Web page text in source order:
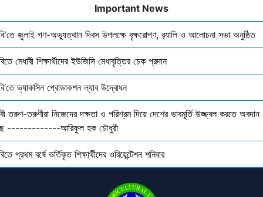
Important News
জুলাই গণ-অভ্যুত্থান দিবস উপলক্ষে বৃক্ষরোপণ, র‍্যালি ও আলোচনা সভা অনুষ্ঠিত
মেধাবী শিক্ষার্থীদের ইউজিসি মেধাবৃত্তির চেক প্রদান
ভ্যাকসিন প্রোডাকশন ল্যাব উদ্বোধন
তরুণ-তরুণীরা নিজেদের দক্ষতা ও পরিশ্রম দিয়ে দেশের ভাবমূর্তি উজ্জ্বল করতে অবদান
-------------আরিফুল হক চৌধুরী
প্রথম বর্ষে ভর্তিকৃত শিক্ষার্থীদের ওরিয়েন্টেশন শনিবার